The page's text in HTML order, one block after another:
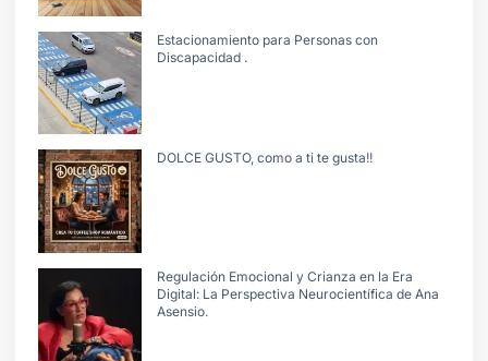
Estacionamiento para Personas con
Discapacidad .
DOLCE GUSTO, como a ti te gusta!!
Regulación Emocional y Crianza en la Era
Digital: La Perspectiva Neurocientífica de Ana
Asensio.